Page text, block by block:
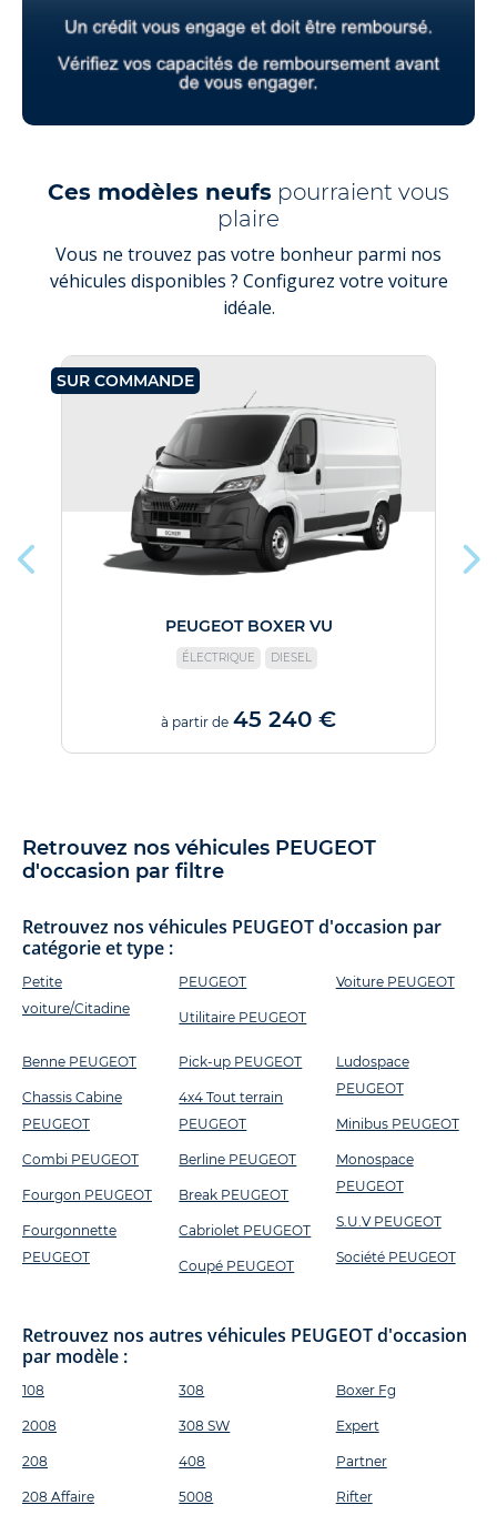
Ces modèles neufs pourraient vous
plaire
Vous ne trouvez pas votre bonheur parmi nos
véhicules disponibles ? Configurez votre voiture
idéale.
SUR COMMANDE
PEUGEOT BOXER VU
ÉLECTRIQUE DIESEL
à partir de 45 240 €
Retrouvez nos véhicules PEUGEOT
d'occasion par filtre
Retrouvez nos véhicules PEUGEOT d'occasion par
catégorie et type :
Petite
voiture/Citadine
PEUGEOT
Utilitaire PEUGEOT
Voiture PEUGEOT
Benne PEUGEOT
Chassis Cabine
PEUGEOT
Combi PEUGEOT
Fourgon PEUGEOT
Fourgonnette
PEUGEOT
Pick-up PEUGEOT
4x4 Tout terrain
PEUGEOT
Berline PEUGEOT
Break PEUGEOT
Cabriolet PEUGEOT
Coupé PEUGEOT
Ludospace
PEUGEOT
Minibus PEUGEOT
Monospace
PEUGEOT
S.U.V PEUGEOT
Société PEUGEOT
Retrouvez nos autres véhicules PEUGEOT d'occasion
par modèle :
108
2008
208
208 Affaire
308
308 SW
408
5008
Boxer Fg
Expert
Partner
Rifter